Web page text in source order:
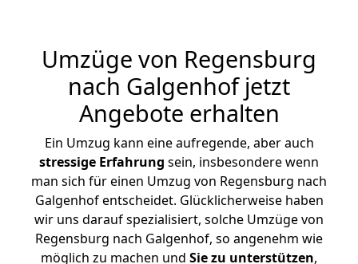
Umzüge von Regensburg
nach Galgenhof jetzt
Angebote erhalten
Ein Umzug kann eine aufregende, aber auch
stressige Erfahrung sein, insbesondere wenn
man sich für einen Umzug von Regensburg nach
Galgenhof entscheidet. Glücklicherweise haben
wir uns darauf spezialisiert, solche Umzüge von
Regensburg nach Galgenhof, so angenehm wie
möglich zu machen und Sie zu unterstützen,